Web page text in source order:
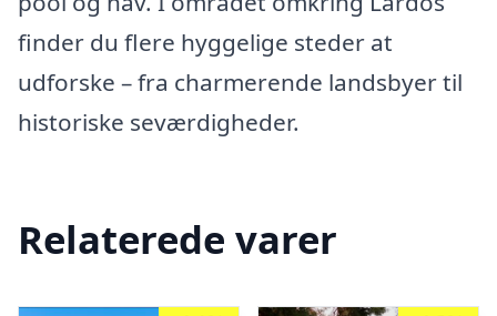
finder du flere hyggelige steder at
udforske – fra charmerende landsbyer til
historiske seværdigheder.
Relaterede varer